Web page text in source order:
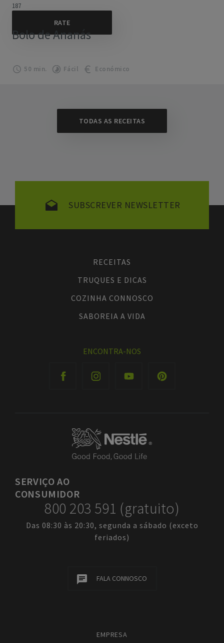
187
Bolo de Ananás
50 min. Fácil Económico
TODAS AS RECEITAS
SUBSCREVER NEWSLETTER
RECEITAS
TRUQUES E DICAS
COZINHA CONNOSCO
SABOREIA A VIDA
ENCONTRA-NOS
SERVIÇOAO
CONSUMIDOR
800 203 591 (gratuito)
Das 08:30 às 20:30, segunda a sábado (exceto
feriados)
FALA CONNOSCO
EMPRESA